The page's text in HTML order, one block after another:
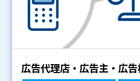
広告代理店・広告主・広